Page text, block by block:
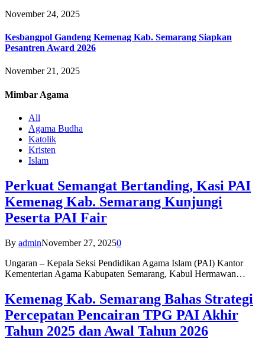
November 24, 2025
Kesbangpol Gandeng Kemenag Kab. Semarang Siapkan
Pesantren Award 2026
November 21, 2025
Mimbar Agama
All
Agama Budha
Katolik
Kristen
Islam
Perkuat Semangat Bertanding, Kasi PAI
Kemenag Kab. Semarang Kunjungi
Peserta PAI Fair
By adminNovember 27, 20250
Ungaran – Kepala Seksi Pendidikan Agama Islam (PAI) Kantor
Kementerian Agama Kabupaten Semarang, Kabul Hermawan…
Kemenag Kab. Semarang Bahas Strategi
Percepatan Pencairan TPG PAI Akhir
Tahun 2025 dan Awal Tahun 2026